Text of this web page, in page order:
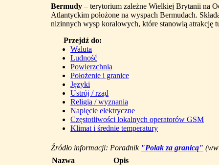
Bermudy – terytorium zależne Wielkiej Brytanii na
Atlantyckim położone na wyspach Bermudach.
nizinnych wysp koralowych, które stanowią atrakcję
Przejdź do:
Waluta
Ludność
Powierzchnia
Położenie i granice
Języki
Ustrój / rząd
Religia / wyznania
Napięcie elektryczne
Częstotliwości lokalnych operatorów GSM
Klimat i średnie temperatury
Źródło informacji: Poradnik "Polak za granicą"
Nazwa
Opis